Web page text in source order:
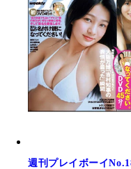
週刊プレイボーイ